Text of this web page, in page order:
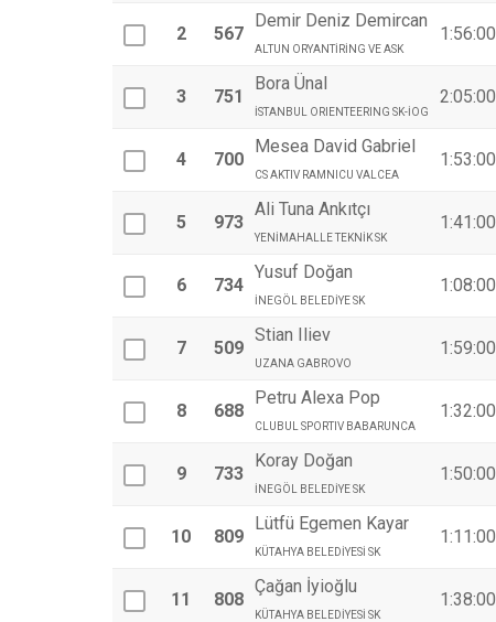
2 567
Demir Deniz Demircan
ALTUN ORYANTİRİNG VE ASK
1:56:00
3 751
Bora Ünal
İSTANBUL ORIENTEERING SK-İOG
2:05:00
4 700
Mesea David Gabriel
CS AKTIV RAMNICU VALCEA
1:53:00
5 973
Ali Tuna Ankıtçı
YENİMAHALLE TEKNİK SK
1:41:00
6 734
Yusuf Doğan
İNEGÖL BELEDİYE SK
1:08:00
7 509
Stian Iliev
UZANA GABROVO
1:59:00
8 688
Petru Alexa Pop
CLUBUL SPORTIV BABARUNCA
1:32:00
9 733
Koray Doğan
İNEGÖL BELEDİYE SK
1:50:00
10 809
Lütfü Egemen Kayar
KÜTAHYA BELEDİYESİ SK
1:11:00
11 808
Çağan İyioğlu
KÜTAHYA BELEDİYESİ SK
1:38:00